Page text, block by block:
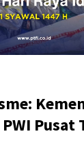
Pusat